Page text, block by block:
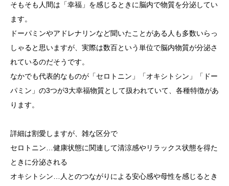
そもそも人間は「幸福」を感じるときに脳内で物質を分泌してい
ます。
ドーパミンやアドレナリンなど聞いたことがある人も多数いらっ
しゃると思いますが、実際は数百という単位で脳内物質が分泌さ
れているのだそうです。
なかでも代表的なものが「セロトニン」「オキシトシン」「ドー
パミン」の3つが3大幸福物質として扱われていて、各種特徴があ
ります。
詳細は割愛しますが、雑な区分で
セロトニン…健康状態に関連して清涼感やリラックス状態を得た
ときに分泌される
オキシトシン…人とのつながりによる安心感や母性を感じるとき